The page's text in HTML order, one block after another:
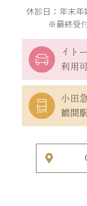
休診日：年末年
※最終受
イト
利用
小田
鶴間